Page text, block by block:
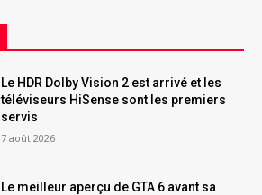
Le HDR Dolby Vision 2 est arrivé et les
téléviseurs HiSense sont les premiers
servis
7 août 2026
Le meilleur aperçu de GTA 6 avant sa